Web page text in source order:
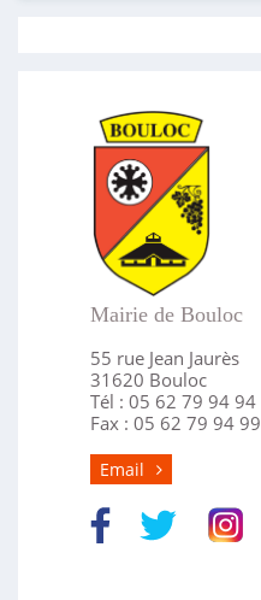
Mairie de Bouloc
55 rue Jean Jaurès
31620 Bouloc
Tél : 05 62 79 94 94
Fax : 05 62 79 94 99
Email